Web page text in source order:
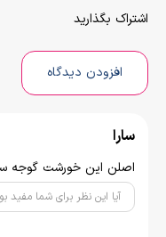
اشتراک بگذارید
افزودن دیدگاه
سارا
اصلن این خورشت گوجه
آیا این نظر برای شما مفید